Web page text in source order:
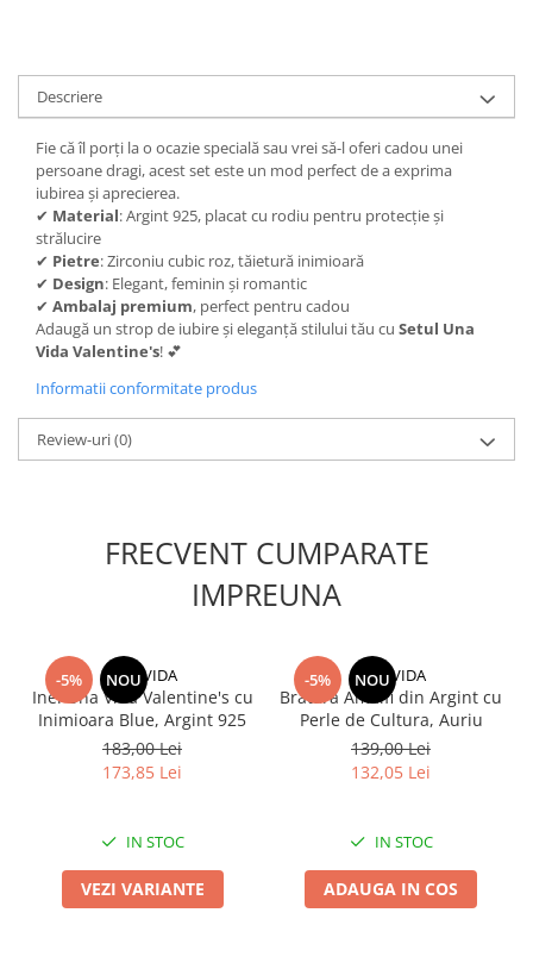
Descriere
Fie că îl porți la o ocazie specială sau vrei să-l oferi cadou unei
persoane dragi, acest set este un mod perfect de a exprima
iubirea și aprecierea.
✔ Material: Argint 925, placat cu rodiu pentru protecție și
strălucire
✔ Pietre: Zirconiu cubic roz, tăietură inimioară
✔ Design: Elegant, feminin și romantic
✔ Ambalaj premium, perfect pentru cadou
Adaugă un strop de iubire și eleganță stilului tău cu Setul Una
Vida Valentine's! 💕
Informatii conformitate produs
Review-uri(0)
FRECVENT CUMPARATE
IMPREUNA
-5% NOU
UNA VIDA
Inel Una Vida Valentine's cu
Inimioara Blue, Argint 925
183,00 Lei
173,85 Lei
IN STOC
VEZI VARIANTE
-5% NOU
UNA VIDA
Bratara Amalfi din Argint cu
Perle de Cultura, Auriu
139,00 Lei
132,05 Lei
IN STOC
ADAUGA IN COS